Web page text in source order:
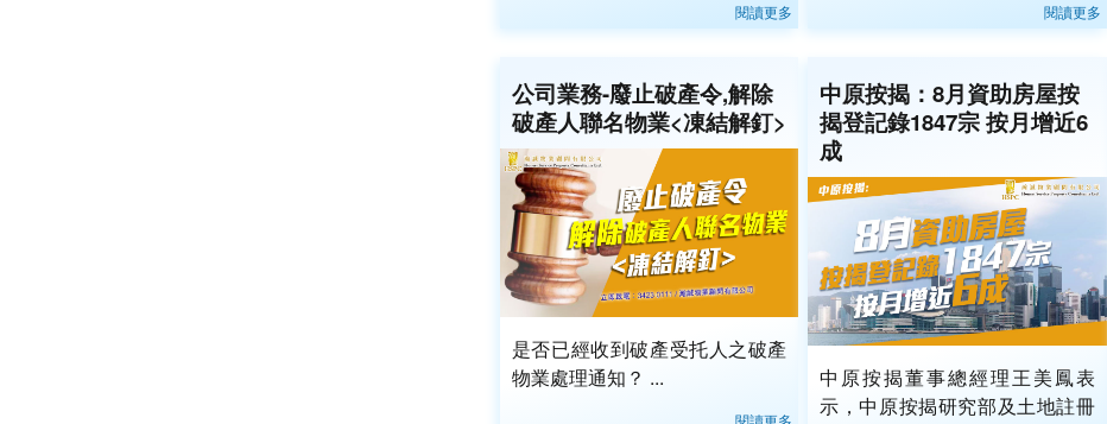
閱讀更多 閱讀更多
公司業務-廢止破產令,解除
破產人聯名物業<凍結解釘>
是否已經收到破產受托人之破產
物業處理通知？ ...
閱讀更多
中原按揭：8月資助房屋按
揭登記錄1847宗 按月增近6
成
中原按揭董事總經理王美鳳表
示，中原按揭研究部及土地註冊